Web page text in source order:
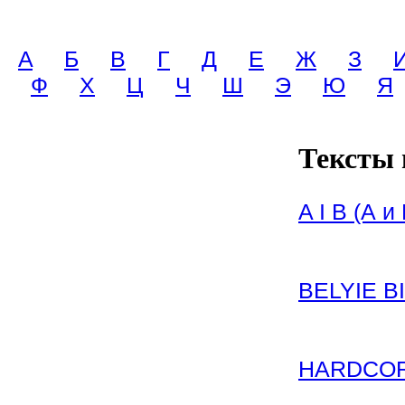
A Б В Г Д Е Ж З
Ф
Х Ц Ч Ш Э Ю Я
Тексты
A I B (А и
BELYIE